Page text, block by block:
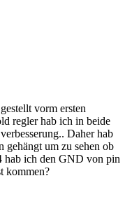
vorm ersten
regler hab ich in beide
Daher hab
gehängt um zu sehen ob
hab ich den GND von pin
kommen?